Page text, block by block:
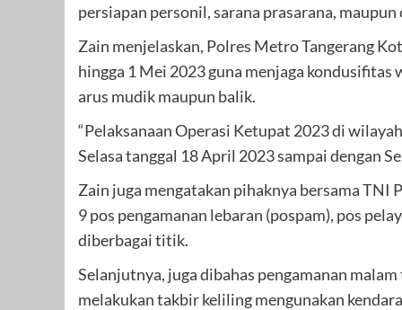
persiapan personil, sarana prasarana, maupun
Zain menjelaskan, Polres Metro Tangerang
hingga 1 Mei 2023 guna menjaga kondusifitas
arus mudik maupun balik.
“Pelaksanaan Operasi Ketupat 2023 di
Selasa tanggal 18 April 2023 sampai dengan
Zain juga mengatakan pihaknya bersama TNI
9 pos pengamanan lebaran (pospam), pos
diberbagai titik.
Selanjutnya, juga dibahas pengamanan
melakukan takbir keliling mengunakan